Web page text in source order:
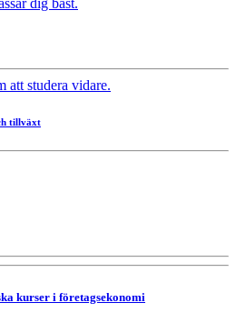
tillväxt
kurser i företagsekonomi